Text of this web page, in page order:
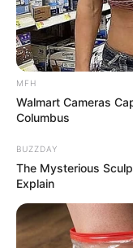
MFH
Walmart Cameras
Columbus
BUZZDAY
The Mysterious
Explain